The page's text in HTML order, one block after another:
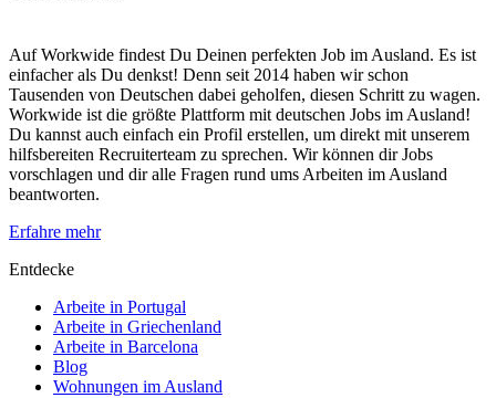
Auf Workwide findest Du Deinen perfekten Job im Ausland. Es ist
einfacher als Du denkst! Denn seit 2014 haben wir schon
Tausenden von Deutschen dabei geholfen, diesen Schritt zu wagen.
Workwide ist die größte Plattform mit deutschen Jobs im Ausland!
Du kannst auch einfach ein Profil erstellen, um direkt mit unserem
hilfsbereiten Recruiterteam zu sprechen. Wir können dir Jobs
vorschlagen und dir alle Fragen rund ums Arbeiten im Ausland
beantworten.
Erfahre mehr
Entdecke
Arbeite in Portugal
Arbeite in Griechenland
Arbeite in Barcelona
Blog
Wohnungen im Ausland